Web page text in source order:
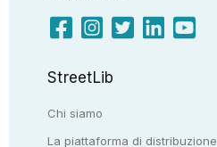
StreetLib
Chi siamo
La piattaforma di distribuzione